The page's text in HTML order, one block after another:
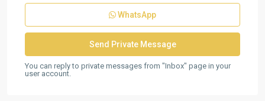
WhatsApp
You can reply to private messages from "Inbox" page in your
user account.